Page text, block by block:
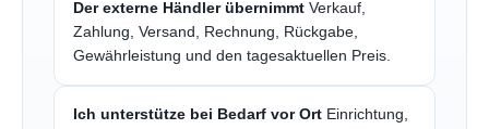
Der externe Händler übernimmt Verkauf,
Zahlung, Versand, Rechnung, Rückgabe,
Gewährleistung und den tagesaktuellen Preis.
Ich unterstütze bei Bedarf vor Ort Einrichtung,